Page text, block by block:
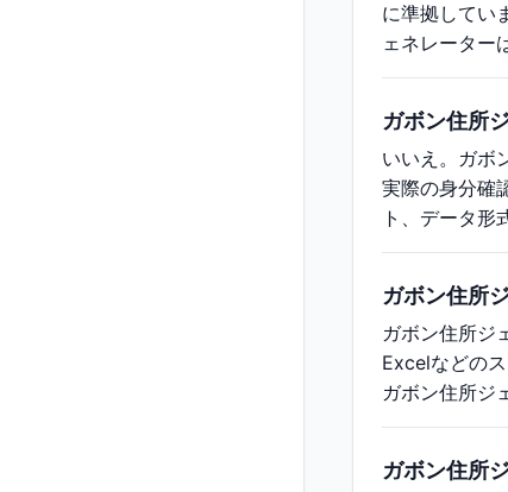
に準拠してい
ェネレーター
ガボン住所
いいえ。ガボ
実際の身分確
ト、データ形
ガボン住所
ガボン住所ジ
Excelなどの
ガボン住所ジ
ガボン住所